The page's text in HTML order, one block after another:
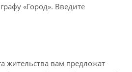
«Город». Введите
жительства вам предложат